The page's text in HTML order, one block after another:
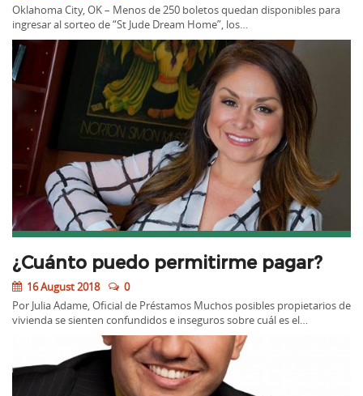
Oklahoma City, OK – Menos de 250 boletos quedan disponibles para
ingresar al sorteo de “St Jude Dream Home”, los…
¿Cuánto puedo permitirme pagar?
16 August 2018
0
Por Julia Adame, Oficial de Préstamos Muchos posibles propietarios de
vivienda se sienten confundidos e inseguros sobre cuál es el…